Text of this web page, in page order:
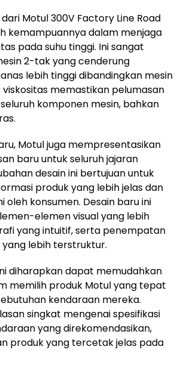
Motul 300V Factory Line Road
kemampuannya dalam menjaga
pada suhu tinggi. Ini sangat
2-tak yang cenderung
lebih tinggi dibandingkan mesin
memastikan pelumasan
komponen mesin, bahkan
Motul juga mempresentasikan
baru untuk seluruh jajaran
desain ini bertujuan untuk
produk yang lebih jelas dan
oleh konsumen. Desain baru ini
elemen visual yang lebih
yang intuitif, serta penempatan
lebih terstruktur.
diharapkan dapat memudahkan
memilih produk Motul yang tepat
kendaraan mereka.
singkat mengenai spesifikasi
yang direkomendasikan,
produk yang tercetak jelas pada